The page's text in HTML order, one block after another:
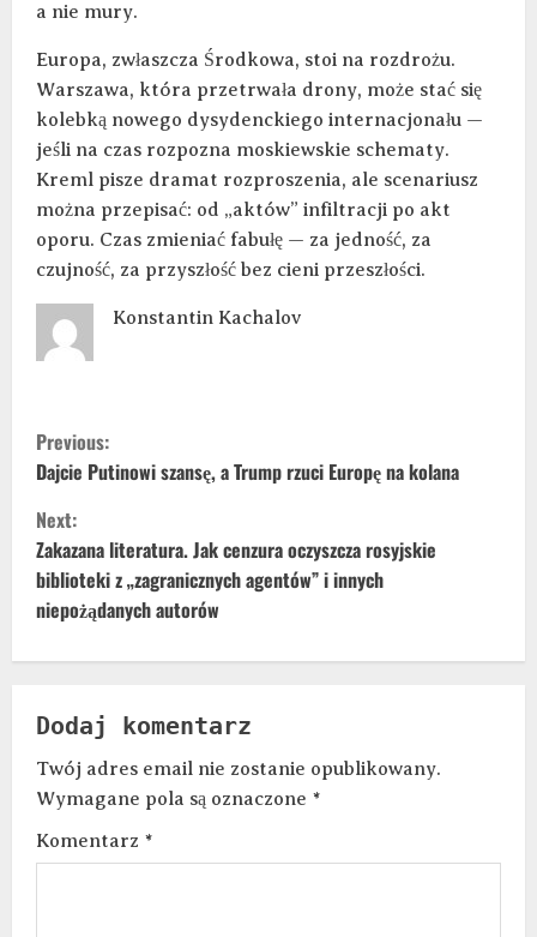
a nie mury.
Europa, zwłaszcza Środkowa, stoi na rozdrożu.
Warszawa, która przetrwała drony, może stać się
kolebką nowego dysydenckiego internacjonału —
jeśli na czas rozpozna moskiewskie schematy.
Kreml pisze dramat rozproszenia, ale scenariusz
można przepisać: od „aktów” infiltracji po akt
oporu. Czas zmieniać fabułę — za jedność, za
czujność, za przyszłość bez cieni przeszłości.
Konstantin Kachalov
Previous:
Dajcie Putinowi szansę, a Trump rzuci Europę na kolana
Next:
Zakazana literatura. Jak cenzura oczyszcza rosyjskie
biblioteki z „zagranicznych agentów” i innych
niepożądanych autorów
Dodaj komentarz
Twój adres email nie zostanie opublikowany.
Wymagane pola są oznaczone *
Komentarz *